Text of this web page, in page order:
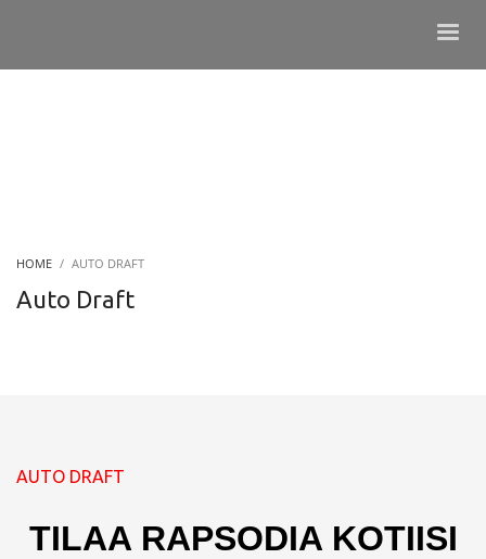
HOME AUTO DRAFT
Auto Draft
AUTO DRAFT
TILAA RAPSODIA KOTIISI